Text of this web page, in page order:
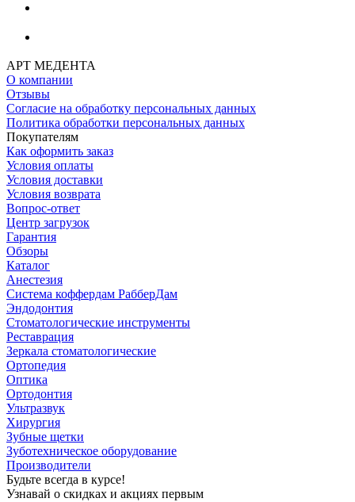
АРТ МЕДЕНТА
О компании
Отзывы
Согласие на обработку персональных данных
Политика обработки персональных данных
Покупателям
Как оформить заказ
Условия оплаты
Условия доставки
Условия возврата
Вопрос-ответ
Центр загрузок
Гарантия
Обзоры
Каталог
Анестезия
Система коффердам РабберДам
Эндодонтия
Стоматологические инструменты
Реставрация
Зеркала стоматологические
Ортопедия
Оптика
Ортодонтия
Ультразвук
Хирургия
Зубные щетки
Зуботехническое оборудование
Производители
Будьте всегда в курсе!
Узнавай о скидках и акциях первым